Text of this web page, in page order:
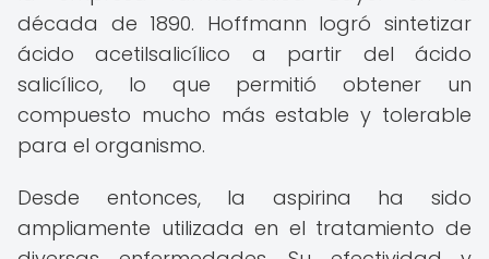
década de 1890. Hoffmann logró sintetizar
ácido acetilsalicílico a partir del ácido
salicílico, lo que permitió obtener un
compuesto mucho más estable y tolerable
para el organismo.
Desde entonces, la aspirina ha sido
ampliamente utilizada en el tratamiento de